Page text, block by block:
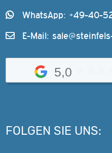
WhatsApp: +49-40-
E-Mail:
5,0
FOLGEN SIE UNS: